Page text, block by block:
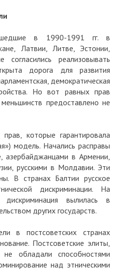
в 1990-1991 гг. в
Латвии, Литве, Эстонии,
реализовывать
дорога для развития
демократическая
Но вот равных прав
предоставлено не
которые гарантировала
модель. Начались расправы
азербайджанцами в Армении,
русскими в Молдавии. Эти
В странах Балтии русское
дискриминации. На
вылилась в
других государств.
в постсоветских странах
Постсоветские элиты,
обладали способностями
над этническими